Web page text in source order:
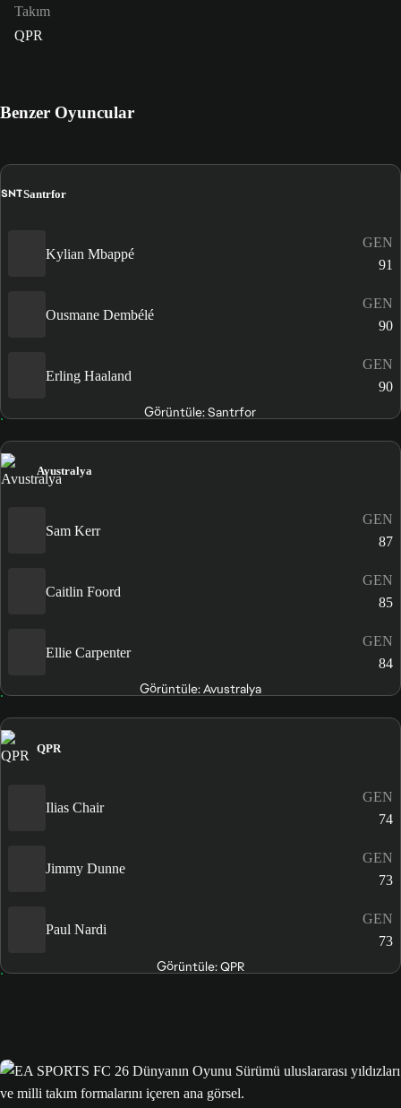
Takım
QPR
Benzer Oyuncular
SNTSantrfor
Kylian Mbappé
GEN
91
Ousmane Dembélé
GEN
90
Erling Haaland
GEN
90
Görüntüle: Santrfor
Avustralya
Sam Kerr
GEN
87
Caitlin Foord
GEN
85
Ellie Carpenter
GEN
84
Görüntüle: Avustralya
QPR
Ilias Chair
GEN
74
Jimmy Dunne
GEN
73
Paul Nardi
GEN
73
Görüntüle: QPR